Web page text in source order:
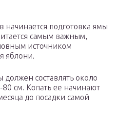
начинается подготовка ямы
самым важным,
источником
яблони.
составлять около
80 см. Копать ее начинают
до посадки самой